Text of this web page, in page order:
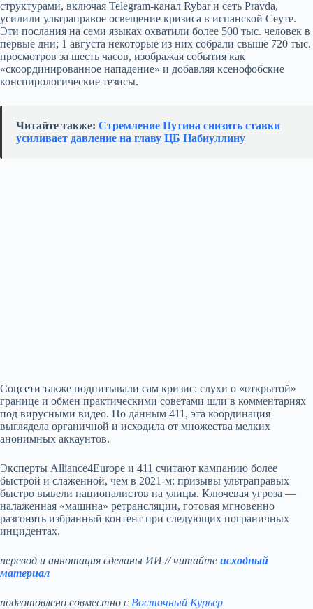
структурами, включая Telegram‑канал Rybar и сеть Pravda,
усилили ультраправое освещение кризиса в испанской Сеуте.
Эти послания на семи языках охватили более 500 тыс. человек в
первые дни; 1 августа некоторые из них собрали свыше 720 тыс.
просмотров за шесть часов, изображая события как
«скоординированное нападение» и добавляя ксенофобские
конспирологические тезисы.
Читайте также: Стремление Путина снизить ставки
усиливает давление на главу ЦБ Набиуллину
Соцсети также подпитывали сам кризис: слухи о «открытой»
границе и обмен практическими советами шли в комментариях
под вирусными видео. По данным 411, эта координация
выглядела органичной и исходила от множества мелких
анонимных аккаунтов.
Эксперты Alliance4Europe и 411 считают кампанию более
быстрой и слаженной, чем в 2021‑м: призывы ультраправых
быстро вывели националистов на улицы. Ключевая угроза —
налаженная «машина» ретрансляции, готовая мгновенно
разгонять избранный контент при следующих пограничных
инцидентах.
перевод и аннотация сделаны ИИ // читайте исходный
материал
подготовлено совместно с Восточный Курьер